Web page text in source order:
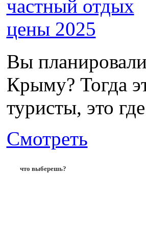
Вы
Крыму? Тогда
туристы, это
Смотреть
что выберешь?